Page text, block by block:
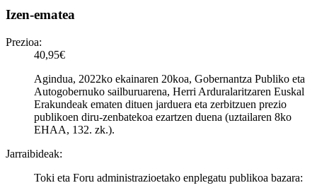
Izen-ematea
Prezioa:
40,95€
Agindua, 2022ko ekainaren 20koa, Gobernantza Publiko eta
Autogobernuko sailburuarena, Herri Arduralaritzaren Euskal
Erakundeak ematen dituen jarduera eta zerbitzuen prezio
publikoen diru-zenbatekoa ezartzen duena (uztailaren 8ko
EHAA, 132. zk.).
Jarraibideak:
Toki eta Foru administrazioetako enplegatu publikoa bazara: